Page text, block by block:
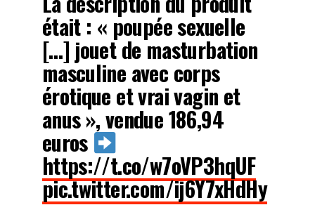
était : « poupée sexuelle
[…] jouet de masturbation
masculine avec corps
érotique et vrai vagin et
anus », vendue 186,94
euros
https://t.co/w7oVP3hqUF
pic.twitter.com/ij6Y7xHdHy